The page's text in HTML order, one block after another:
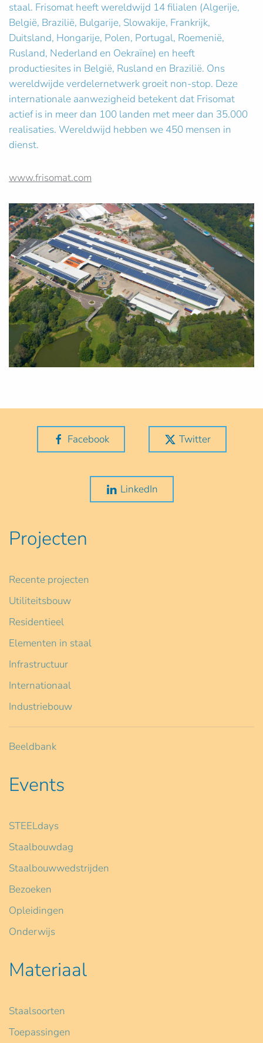
staal. Frisomat heeft wereldwijd 14 filialen (Algerije,
België, Brazilië, Bulgarije, Slowakije, Frankrijk,
Duitsland, Hongarije, Polen, Portugal, Roemenië,
Rusland, Nederland en Oekraïne) en heeft
productiesites in België, Rusland en Brazilië. Ons
wereldwijde verdelernetwerk groeit non-stop. Deze
internationale aanwezigheid betekent dat Frisomat
actief is in meer dan 100 landen met meer dan 35.000
realisaties. Wereldwijd hebben we 450 mensen in
dienst.
www.frisomat.com
Facebook Twitter
LinkedIn
Projecten
Recente projecten
Utiliteitsbouw
Residentieel
Elementen in staal
Infrastructuur
Internationaal
Industriebouw
Beeldbank
Events
STEELdays
Staalbouwdag
Staalbouwwedstrijden
Bezoeken
Opleidingen
Onderwijs
Materiaal
Staalsoorten
Toepassingen